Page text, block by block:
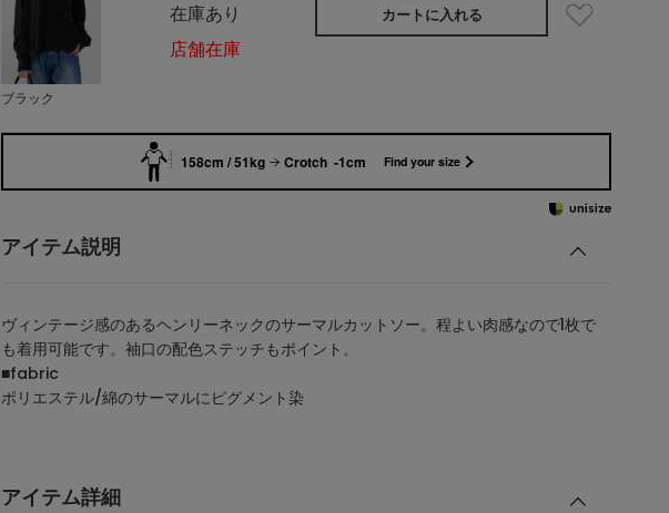
ブラック
在庫あり
店舗在庫
カートに入れる
158cm / 51kg Crotch -1cm Find your size
アイテム説明
ヴィンテージ感のあるヘンリーネックのサーマルカットソー。程よい肉感なので1枚で
も着用可能です。袖口の配色ステッチもポイント。
■fabric
ポリエステル/綿のサーマルにピグメント染
アイテム詳細